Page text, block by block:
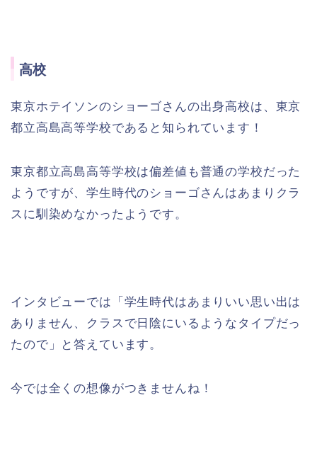
高校
東京ホテイソンのショーゴさんの出身高校は、東京
都立高島高等学校であると知られています！
東京都立高島高等学校は偏差値も普通の学校だった
ようですが、学生時代のショーゴさんはあまりクラ
スに馴染めなかったようです。
インタビューでは「学生時代はあまりいい思い出は
ありません、クラスで日陰にいるようなタイプだっ
たので」と答えています。
今では全くの想像がつきませんね！